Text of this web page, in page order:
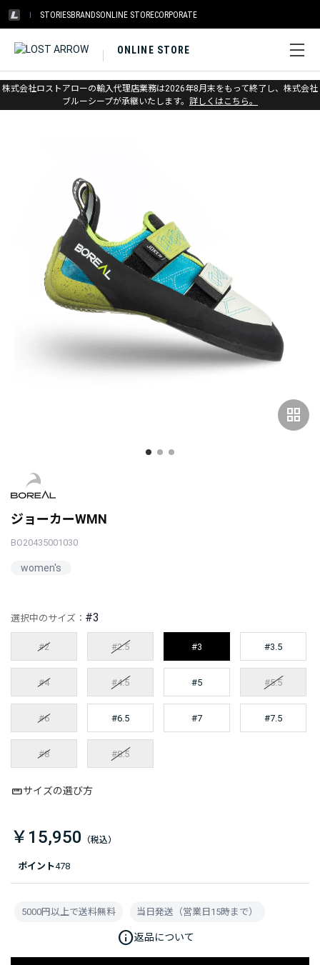
STORIESBRANDSONLINE STORECORPORATE
ONLINE STORE
株式会社ロストアローの輸入代理店業務は2026年8月末をもって終了し、株式会社
ブルーシープが承継いたします。 詳しくはこちら。
ホーム > ボリエール > クライミングシューズ
grid_view
ジョーカーWMN
BO20435001030
women's
ポイント478
選択中のサイズ： #3
#2 #2.5 #3 #3.5
#4 #4.5 #5 #5.5
#6 #6.5 #7 #7.5
#8 #8.5
サイズの選び方
￥15,950
5000円以上で送料無料 当日発送（営業日15時まで）
info返品について